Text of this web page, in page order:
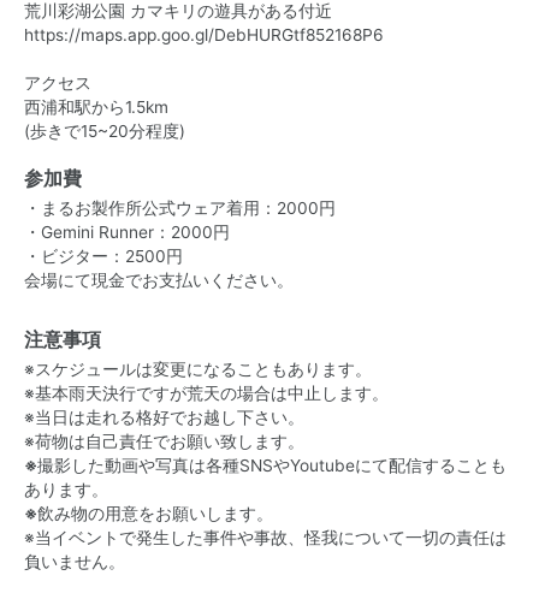
荒川彩湖公園 カマキリの遊具がある付近
https://maps.app.goo.gl/DebHURGtf852168P6
アクセス
西浦和駅から1.5km
(歩きで15~20分程度)
参加費
・まるお製作所公式ウェア着用：2000円
・Gemini Runner：2000円
・ビジター：2500円
会場にて現金でお支払いください。
注意事項
※スケジュールは変更になることもあります。
※基本雨天決行ですが荒天の場合は中止します。
※当日は走れる格好でお越し下さい。
※荷物は自己責任でお願い致します。
※撮影した動画や写真は各種SNSやYoutubeにて配信することも
あります。
※飲み物の用意をお願いします。
※当イベントで発生した事件や事故、怪我について一切の責任は
負いません。